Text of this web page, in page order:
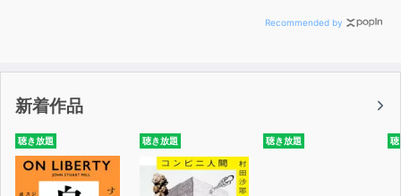
Recommended by
新着作品
聴き放題 聴き放題 聴き放題 聴